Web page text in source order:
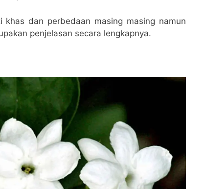
dan perbedaan masing masing namun
penjelasan secara lengkapnya.